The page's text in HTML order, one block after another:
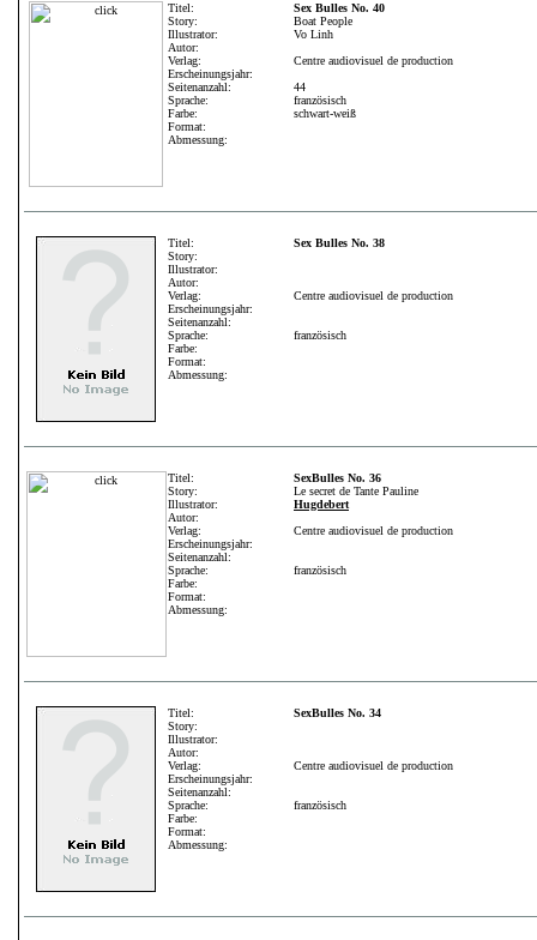
Titel:
Story:
Illustrator:
Autor:
Verlag:
Erscheinungsjahr:
Seitenanzahl:
Sprache:
Farbe:
Format:
Abmessung:
Sex Bulles No. 40
Boat People
Vo Linh
Centre audiovisuel de production
44
französisch
schwart-weiß
Titel:
Story:
Illustrator:
Autor:
Verlag:
Erscheinungsjahr:
Seitenanzahl:
Sprache:
Farbe:
Format:
Abmessung:
Sex Bulles No. 38
Centre audiovisuel de production
französisch
Titel:
Story:
Illustrator:
Autor:
Verlag:
Erscheinungsjahr:
Seitenanzahl:
Sprache:
Farbe:
Format:
Abmessung:
SexBulles No. 36
Le secret de Tante Pauline
Hugdebert
Centre audiovisuel de production
französisch
Titel:
Story:
Illustrator:
Autor:
Verlag:
Erscheinungsjahr:
Seitenanzahl:
Sprache:
Farbe:
Format:
Abmessung:
SexBulles No. 34
Centre audiovisuel de production
französisch